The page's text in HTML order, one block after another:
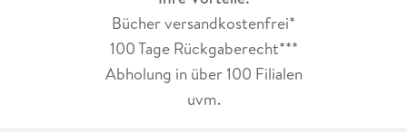
Bücher versandkostenfrei*
100 Tage Rückgaberecht***
Abholung in über 100 Filialen
uvm.